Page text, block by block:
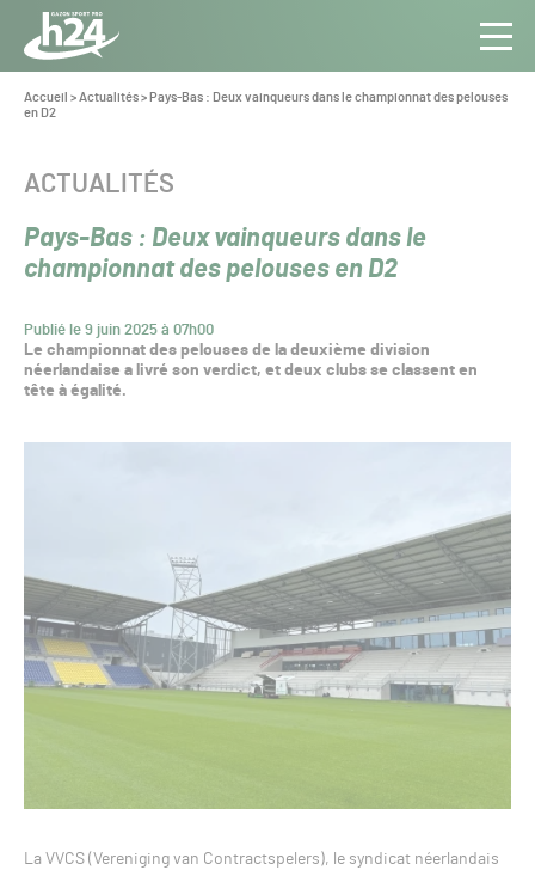
Panneau de gestion des cookies
Aller au contenu
Toute
l’info
du Gazon
Vous
êtes
Accueil >Actualités> Pays-Bas : Deux vainqueurs dans le championnat des pelouses
en D2
Pays-Bas : Deux vainqueurs dans le
championnat des pelouses en D2
Publié le 9 juin 2025 à 07h00
CATÉGORIE :
ACTUALITÉS
Le championnat des pelouses de la deuxième division
néerlandaise a livré son verdict, et deux clubs se classent en
tête à égalité.
La VVCS (Vereniging van Contractspelers), le syndicat néerlandais